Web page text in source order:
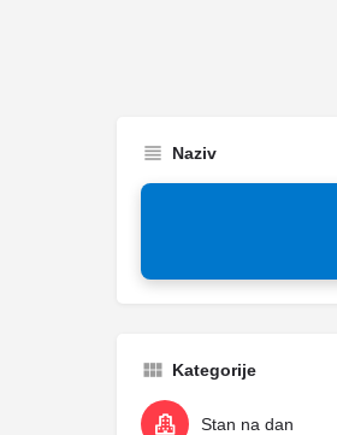
Naziv
Kategorije
Stan na dan